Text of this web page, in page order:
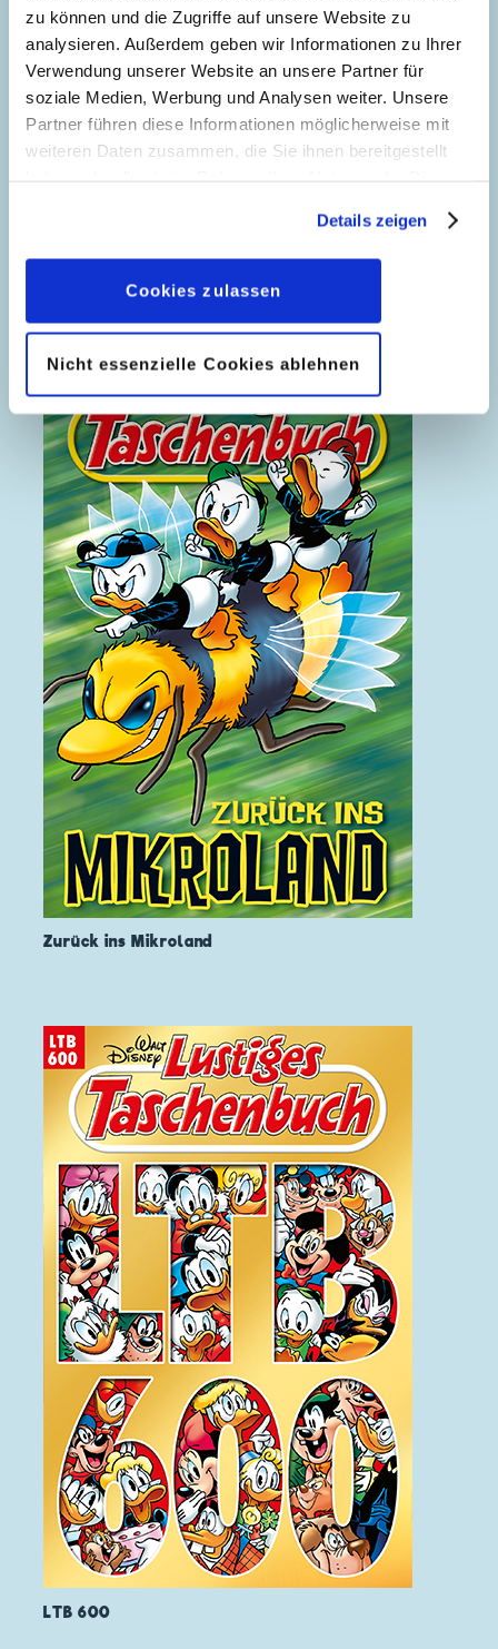
zu können und die Zugriffe auf unsere Website zu
analysieren. Außerdem geben wir Informationen zu Ihrer
Verwendung unserer Website an unsere Partner für
soziale Medien, Werbung und Analysen weiter. Unsere
Partner führen diese Informationen möglicherweise mit
weiteren Daten zusammen, die Sie ihnen bereitgestellt
geben, können Sie diese jederzeit in der
Datenschutzerklärungwieder widerrufen.
Details zeigen
Cookies zulassen
Nicht essenzielle Cookies ablehnen
Zurück ins Mikroland
LTB 600